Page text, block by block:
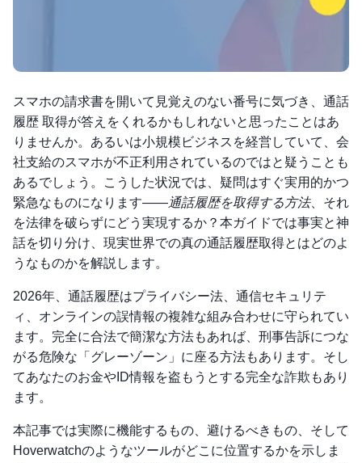
スマホの請求書を開いて見覚えのない番号に気づき、通話
履歴 取得が答えをくれるかもしれないと思ったことはあ
りませんか。あるいは小規模ビジネスを経営していて、会
社支給のスマホが不正利用されているのではと疑うことも
あるでしょう。こうした状況では、疑問はすぐ実用的かつ
緊急なものになります——通話履歴を取得する方法、それ
を法律を破らずにどう実現するか？本ガイドでは事実と神
話を切り分け、現実世界での真の通話履歴取得とはどのよ
うなものかを解説します。
2026年、通話履歴はプライバシー法、通信セキュリテ
ィ、オンラインの誤情報の複雑な組み合わせに守られてい
ます。完全に合法で簡潔な方法もあれば、刑事告訴につな
がる危険な「グレーゾーン」に座る方法もあります。そし
てあなたのお金やID情報を盗もうとする完全な詐欺もあり
ます。
本記事では実際に機能するもの、避けるべきもの、そして
Hoverwatchのようなツールがどこに位置するかを示しま